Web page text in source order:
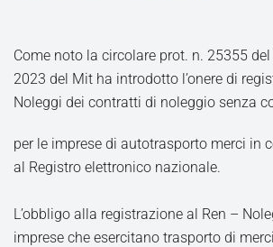
Come noto la circolare prot. n. 25355
2023 del Mit ha introdotto l’onere di
Noleggi dei contratti di noleggio senza
per le imprese di autotrasporto merci in
al Registro elettronico nazionale.
L’obbligo alla registrazione al Ren –
imprese che esercitano trasporto di